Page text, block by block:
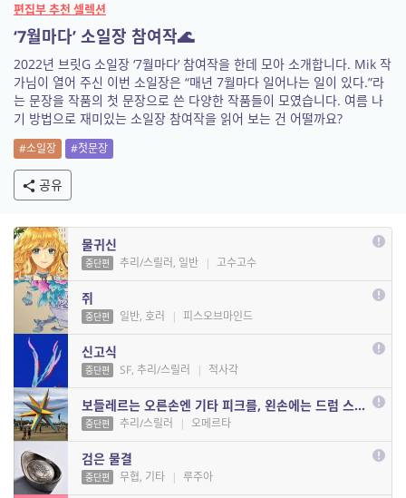
편집부 추천 셀렉션
‘7월마다’ 소일장 참여작🌊
2022년 브릿G 소일장 ‘7월마다’ 참여작을 한데 모아 소개합니다. Mik 작
가님이 열어 주신 이번 소일장은 “매년 7월마다 일어나는 일이 있다.”라
는 문장을 작품의 첫 문장으로 쓴 다양한 작품들이 모였습니다. 여름 나
기 방법으로 재미있는 소일장 참여작을 읽어 보는 건 어떨까요?
#소일장 #첫문장
공유
물귀신
중단편 추리/스릴러, 일반 | 고수고수
쥐
중단편 일반, 호러 | 피스오브마인드
신고식
중단편 SF, 추리/스릴러 | 적사각
보들레르는 오른손엔 기타 피크를, 왼손에는 드럼 스틱을 들고 나타난다.
중단편 추리/스릴러 | 오메르타
검은 물결
중단편 무협, 기타 | 루주아